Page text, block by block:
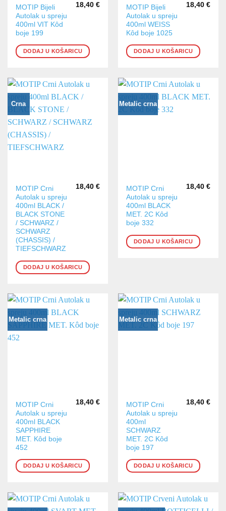
MOTIP Bijeli
Autolak u spreju
400ml VIT Kôd
boje 199
18,40 €
DODAJ U KOŠARICU
MOTIP Bijeli
Autolak u spreju
400ml WEISS
Kôd boje 1025
18,40 €
DODAJ U KOŠARICU
Crna
MOTIP Crni
Autolak u spreju
400ml BLACK /
BLACK STONE
/ SCHWARZ /
SCHWARZ
(CHASSIS) /
TIEFSCHWARZ
18,40 €
DODAJ U KOŠARICU
Metalic crna
MOTIP Crni
Autolak u spreju
400ml BLACK
MET. 2C Kôd
boje 332
18,40 €
DODAJ U KOŠARICU
Metalic crna
MOTIP Crni
Autolak u spreju
400ml BLACK
SAPPHIRE
MET. Kôd boje
452
18,40 €
DODAJ U KOŠARICU
Metalic crna
MOTIP Crni
Autolak u spreju
400ml
SCHWARZ
MET. 2C Kôd
boje 197
18,40 €
DODAJ U KOŠARICU